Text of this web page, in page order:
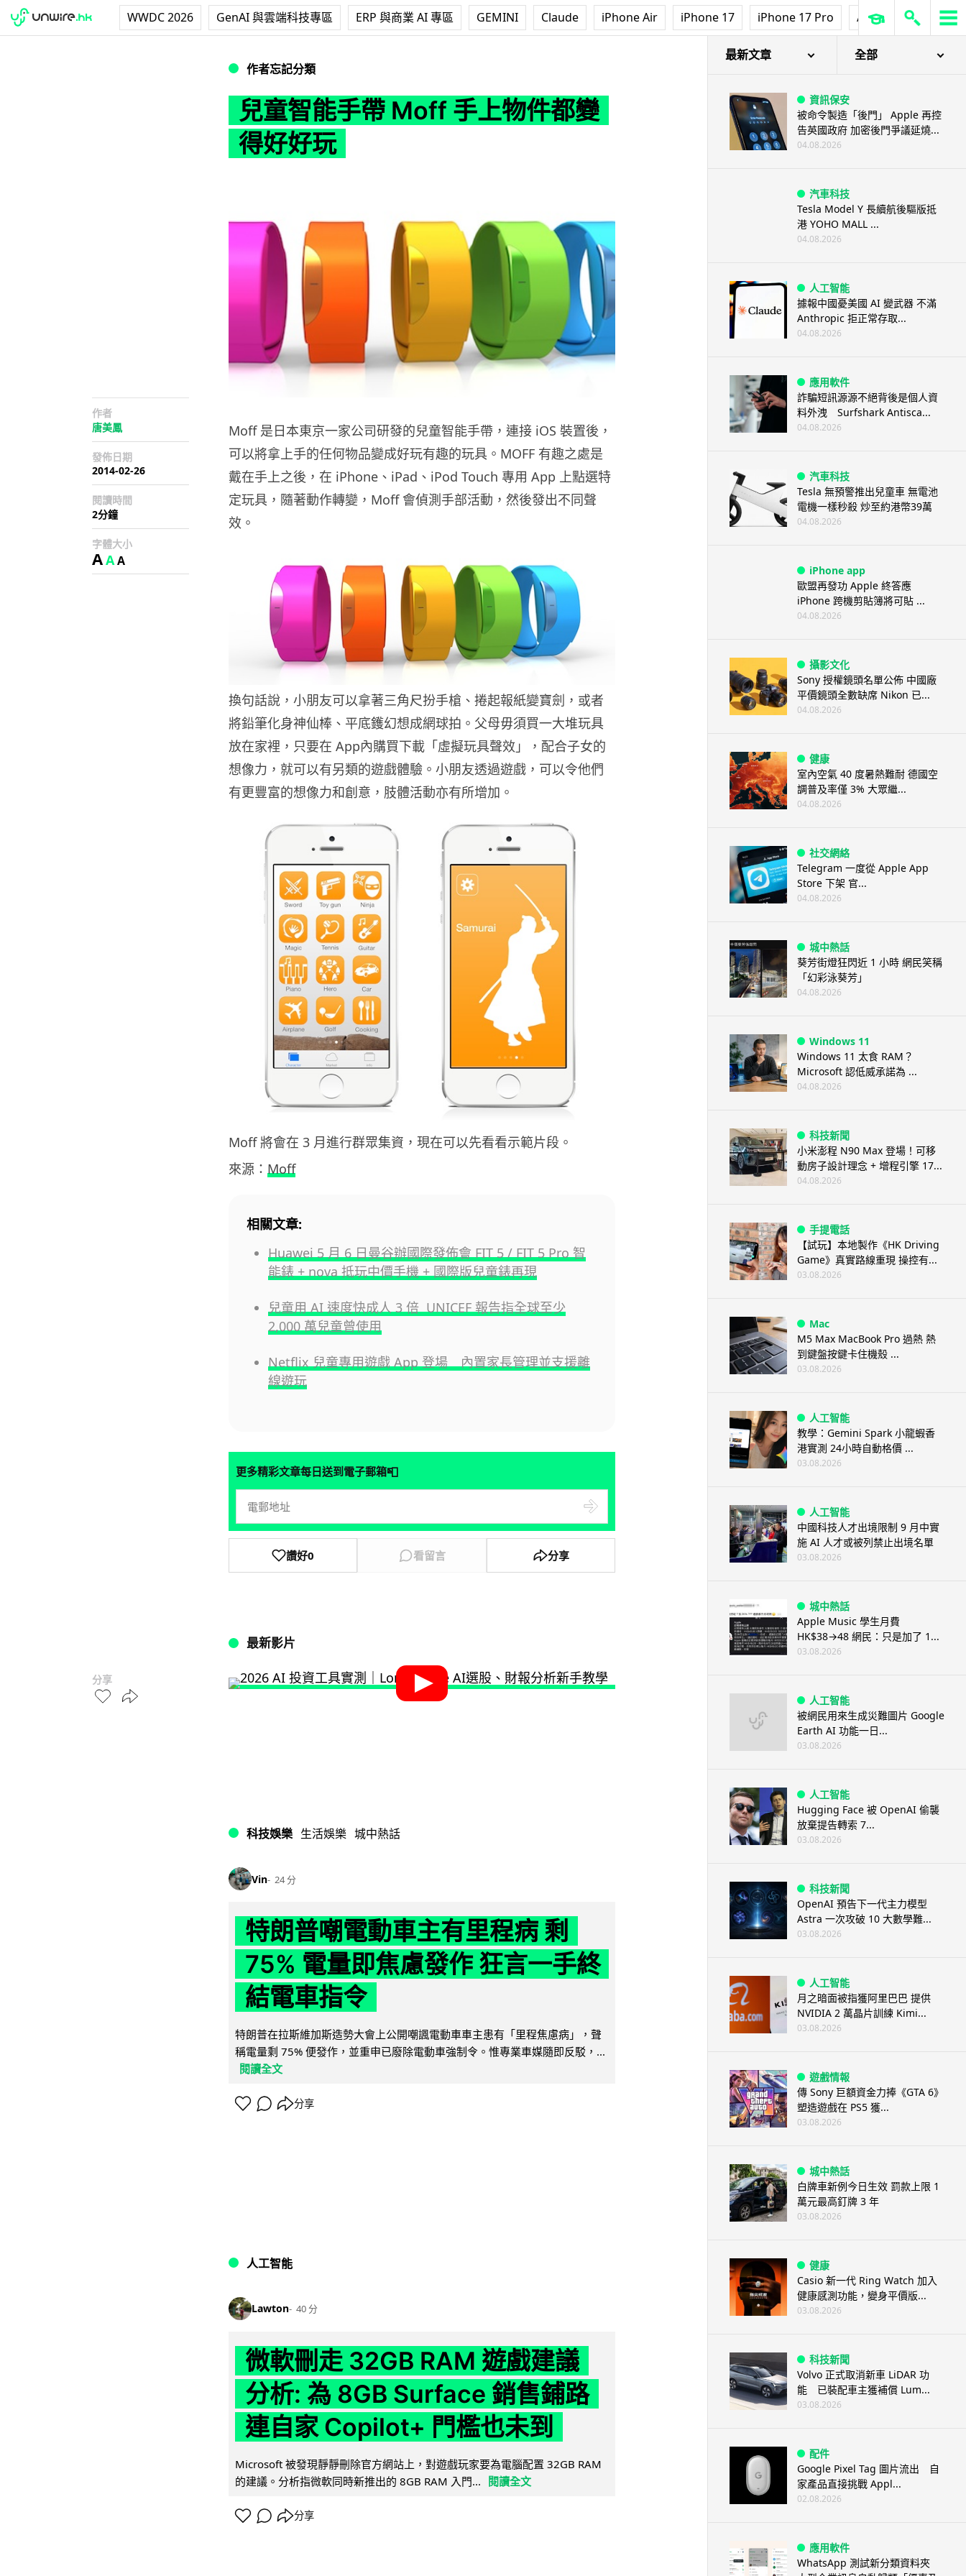
WWDC 2026 GenAI 與雲端科技專區 ERP 與商業 AI 專區 GEMINI Claude iPhone Air iPhone 17 iPhone 17 Pro AirPods Pro 3
作者忘記分類
兒童智能手帶 Moff 手上物件都變
得好好玩
作者
唐美鳳
發佈日期
2014-02-26
閱讀時間
2分鐘
字體大小
AAA
分享
Moff 是日本東京一家公司研發的兒童智能手帶，連接 iOS 裝置後，
可以將拿上手的任何物品變成好玩有趣的玩具。MOFF 有趣之處是
戴在手上之後，在 iPhone、iPad、iPod Touch 專用 App 上點選特
定玩具，隨著動作轉變，Moff 會偵測手部活動，然後發出不同聲
效。
換句話說，小朋友可以拿著三角尺扮手槍、捲起報紙變寶劍，或者
將鉛筆化身神仙棒、平底鑊幻想成網球拍。父母毋須買一大堆玩具
放在家裡，只要在 App內購買下載「虛擬玩具聲效」，配合子女的
想像力，就可以有另類的遊戲體驗。小朋友透過遊戲，可以令他們
有更豐富的想像力和創意，肢體活動亦有所增加。
Moff 將會在 3 月進行群眾集資，現在可以先看看示範片段。
來源： Moff
相關文章:
Huawei 5 月 6 日曼谷辦國際發佈會 FIT 5 / FIT 5 Pro 智
能錶 + nova 抵玩中價手機 + 國際版兒童錶再現
兒童用 AI 速度快成人 3 倍 UNICEF 報告指全球至少
2,000 萬兒童曾使用
Netflix 兒童專用遊戲 App 登場 內置家長管理並支援離
線遊玩
更多精彩文章每日送到電子郵箱📮
讚好0 看留言 分享
最新影片
科技娛樂 生活娛樂 城中熱話
Vin 24 分
特朗普嘲電動車主有里程病 剩
75% 電量即焦慮發作 狂言一手終
結電車指令
特朗普在拉斯維加斯造勢大會上公開嘲諷電動車車主患有「里程焦慮病」，聲
稱電量剩 75% 便發作，並重申已廢除電動車強制令。惟專業車媒隨即反駁，...
閱讀全文
分享
人工智能
Lawton 40 分
微軟刪走 32GB RAM 遊戲建議
分析: 為 8GB Surface 銷售鋪路
連自家 Copilot+ 門檻也未到
Microsoft 被發現靜靜刪除官方網站上，對遊戲玩家要為電腦配置 32GB RAM
的建議。分析指微軟同時新推出的 8GB RAM 入門... 閱讀全文
分享
最新文章 全部
資訊保安
被命令製造「後門」 Apple 再控
告英國政府 加密後門爭議延燒...
04.08.2026
汽車科技
Tesla Model Y 長續航後驅版抵
港 YOHO MALL ...
04.08.2026
人工智能
據報中國憂美國 AI 變武器 不滿
Anthropic 拒正常存取...
04.08.2026
應用軟件
詐騙短訊源源不絕背後是個人資
料外洩 Surfshark Antisca...
04.08.2026
汽車科技
Tesla 無預警推出兒童車 無電池
電機一樣秒殺 炒至約港幣39萬
04.08.2026
iPhone app
歐盟再發功 Apple 終答應
iPhone 跨機剪貼簿將可貼 ...
04.08.2026
攝影文化
Sony 授權鏡頭名單公佈 中國廠
平價鏡頭全數缺席 Nikon 已...
04.08.2026
健康
室內空氣 40 度暑熱難耐 德國空
調普及率僅 3% 大眾繼...
04.08.2026
社交網絡
Telegram 一度從 Apple App
Store 下架 官...
04.08.2026
城中熱話
葵芳街燈狂閃近 1 小時 網民笑稱
「幻彩泳葵芳」
04.08.2026
Windows 11
Windows 11 太食 RAM？
Microsoft 認低威承諾為 ...
04.08.2026
科技新聞
小米澎程 N90 Max 登場！可移
動房子設計理念 + 增程引擎 17...
04.08.2026
手提電話
【試玩】本地製作《HK Driving
Game》真實路線重現 操控有...
03.08.2026
Mac
M5 Max MacBook Pro 過熱 熱
到鍵盤按鍵卡住機殼 ...
03.08.2026
人工智能
教學：Gemini Spark 小龍蝦香
港實測 24小時自動格價 ...
03.08.2026
人工智能
中國科技人才出境限制 9 月中實
施 AI 人才或被列禁止出境名單
03.08.2026
城中熱話
Apple Music 學生月費
HK$38→48 網民：只是加了 1...
03.08.2026
人工智能
被網民用來生成災難圖片 Google
Earth AI 功能一日...
03.08.2026
人工智能
Hugging Face 被 OpenAI 偷襲
放棄提告轉索 7...
03.08.2026
科技新聞
OpenAI 預告下一代主力模型
Astra 一次攻破 10 大數學難...
03.08.2026
人工智能
月之暗面被指獲阿里巴巴 提供
NVIDIA 2 萬晶片訓練 Kimi...
03.08.2026
遊戲情報
傳 Sony 巨額資金力捧《GTA 6》
塑造遊戲在 PS5 獲...
03.08.2026
城中熱話
白牌車新例今日生效 罰款上限 1
萬元最高釘牌 3 年
03.08.2026
健康
Casio 新一代 Ring Watch 加入
健康感測功能，變身平價版...
03.08.2026
科技新聞
Volvo 正式取消新車 LiDAR 功
能 已裝配車主獲補償 Lum...
03.08.2026
配件
Google Pixel Tag 圖片流出 自
家產品直接挑戰 Appl...
02.08.2026
應用軟件
WhatsApp 測試新分類資料夾